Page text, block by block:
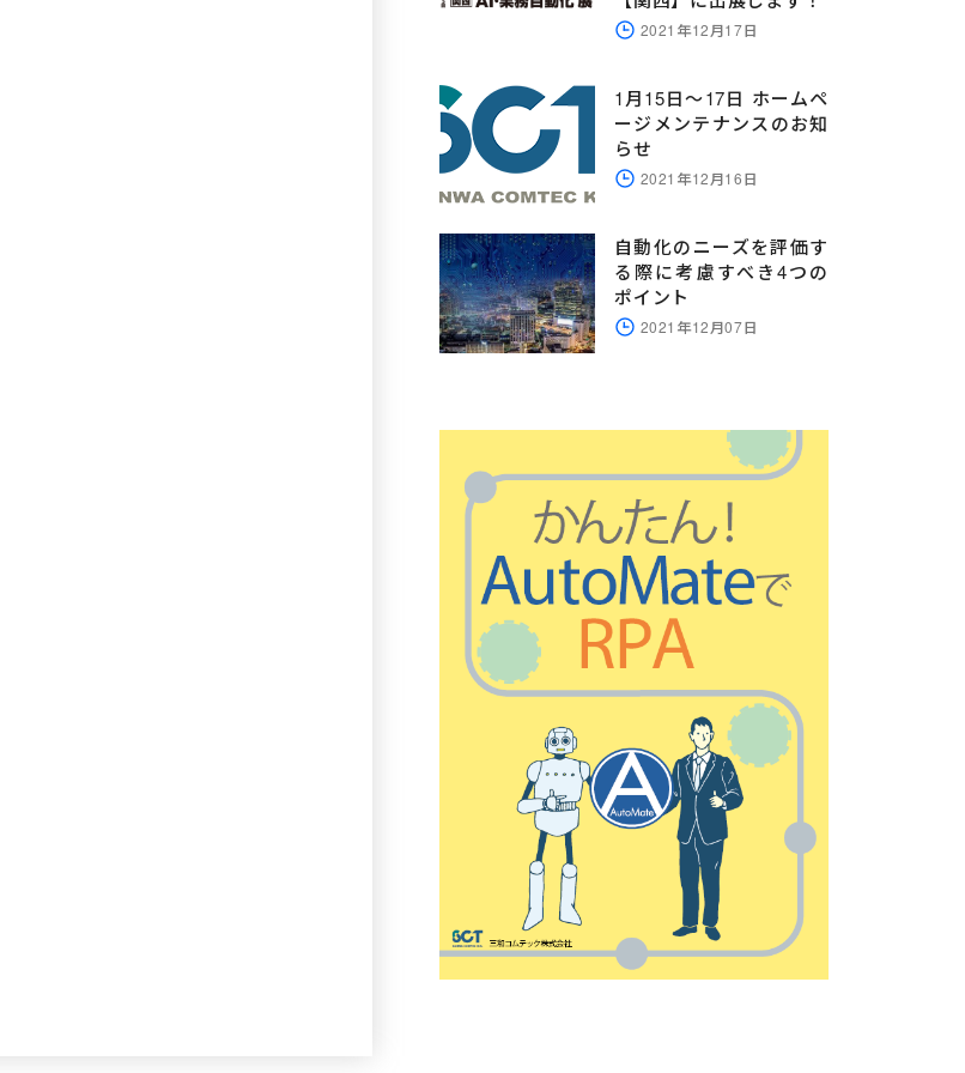
2021年12月17日
1月15日～17日 ホームペ
ージメンテナンスのお知
らせ
2021年12月16日
自動化のニーズを評価す
る際に考慮すべき4つの
ポイント
2021年12月07日